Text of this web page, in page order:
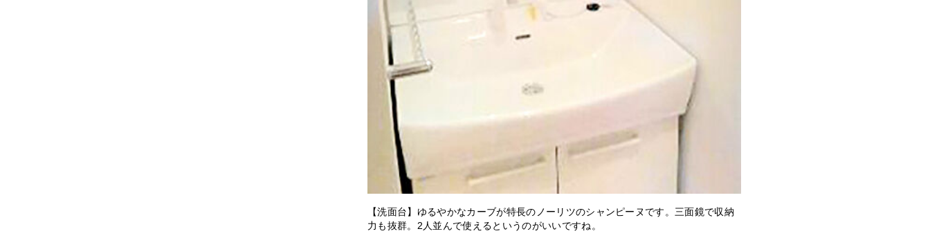
【洗面台】ゆるやかなカーブが特長のノーリツのシャンピーヌです。三面鏡で収納
力も抜群。2人並んで使えるというのがいいですね。